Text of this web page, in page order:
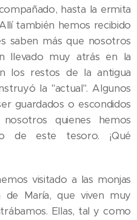
hasta la ermita
también hemos recibido
saben más que nosotros
llevado muy atrás en la
los restos de la antigua
la "actual". Algunos
guardados o escondidos
quienes hemos
de este tesoro. ¡Qué
visitado a las monjas
de María, que viven muy
Ellas, tal y como